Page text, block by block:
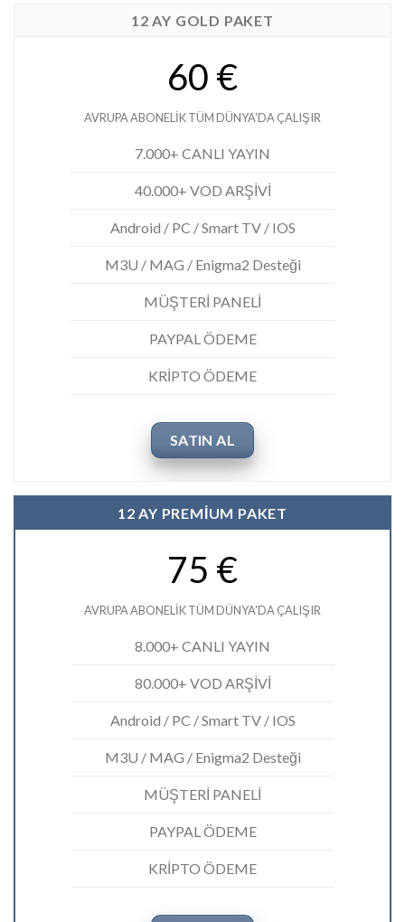
12 AY GOLD PAKET
60 €
AVRUPA ABONELİK TÜM DÜNYA'DA ÇALIŞIR
7.000+ CANLI YAYIN
40.000+ VOD ARŞİVİ
Android / PC / Smart TV / IOS
M3U / MAG / Enigma2 Desteği
MÜŞTERİ PANELİ
PAYPAL ÖDEME
KRİPTO ÖDEME
SATIN AL
12 AY PREMİUM PAKET
75 €
AVRUPA ABONELİK TÜM DÜNYA'DA ÇALIŞIR
8.000+ CANLI YAYIN
80.000+ VOD ARŞİVİ
Android / PC / Smart TV / IOS
M3U / MAG / Enigma2 Desteği
MÜŞTERİ PANELİ
PAYPAL ÖDEME
KRİPTO ÖDEME